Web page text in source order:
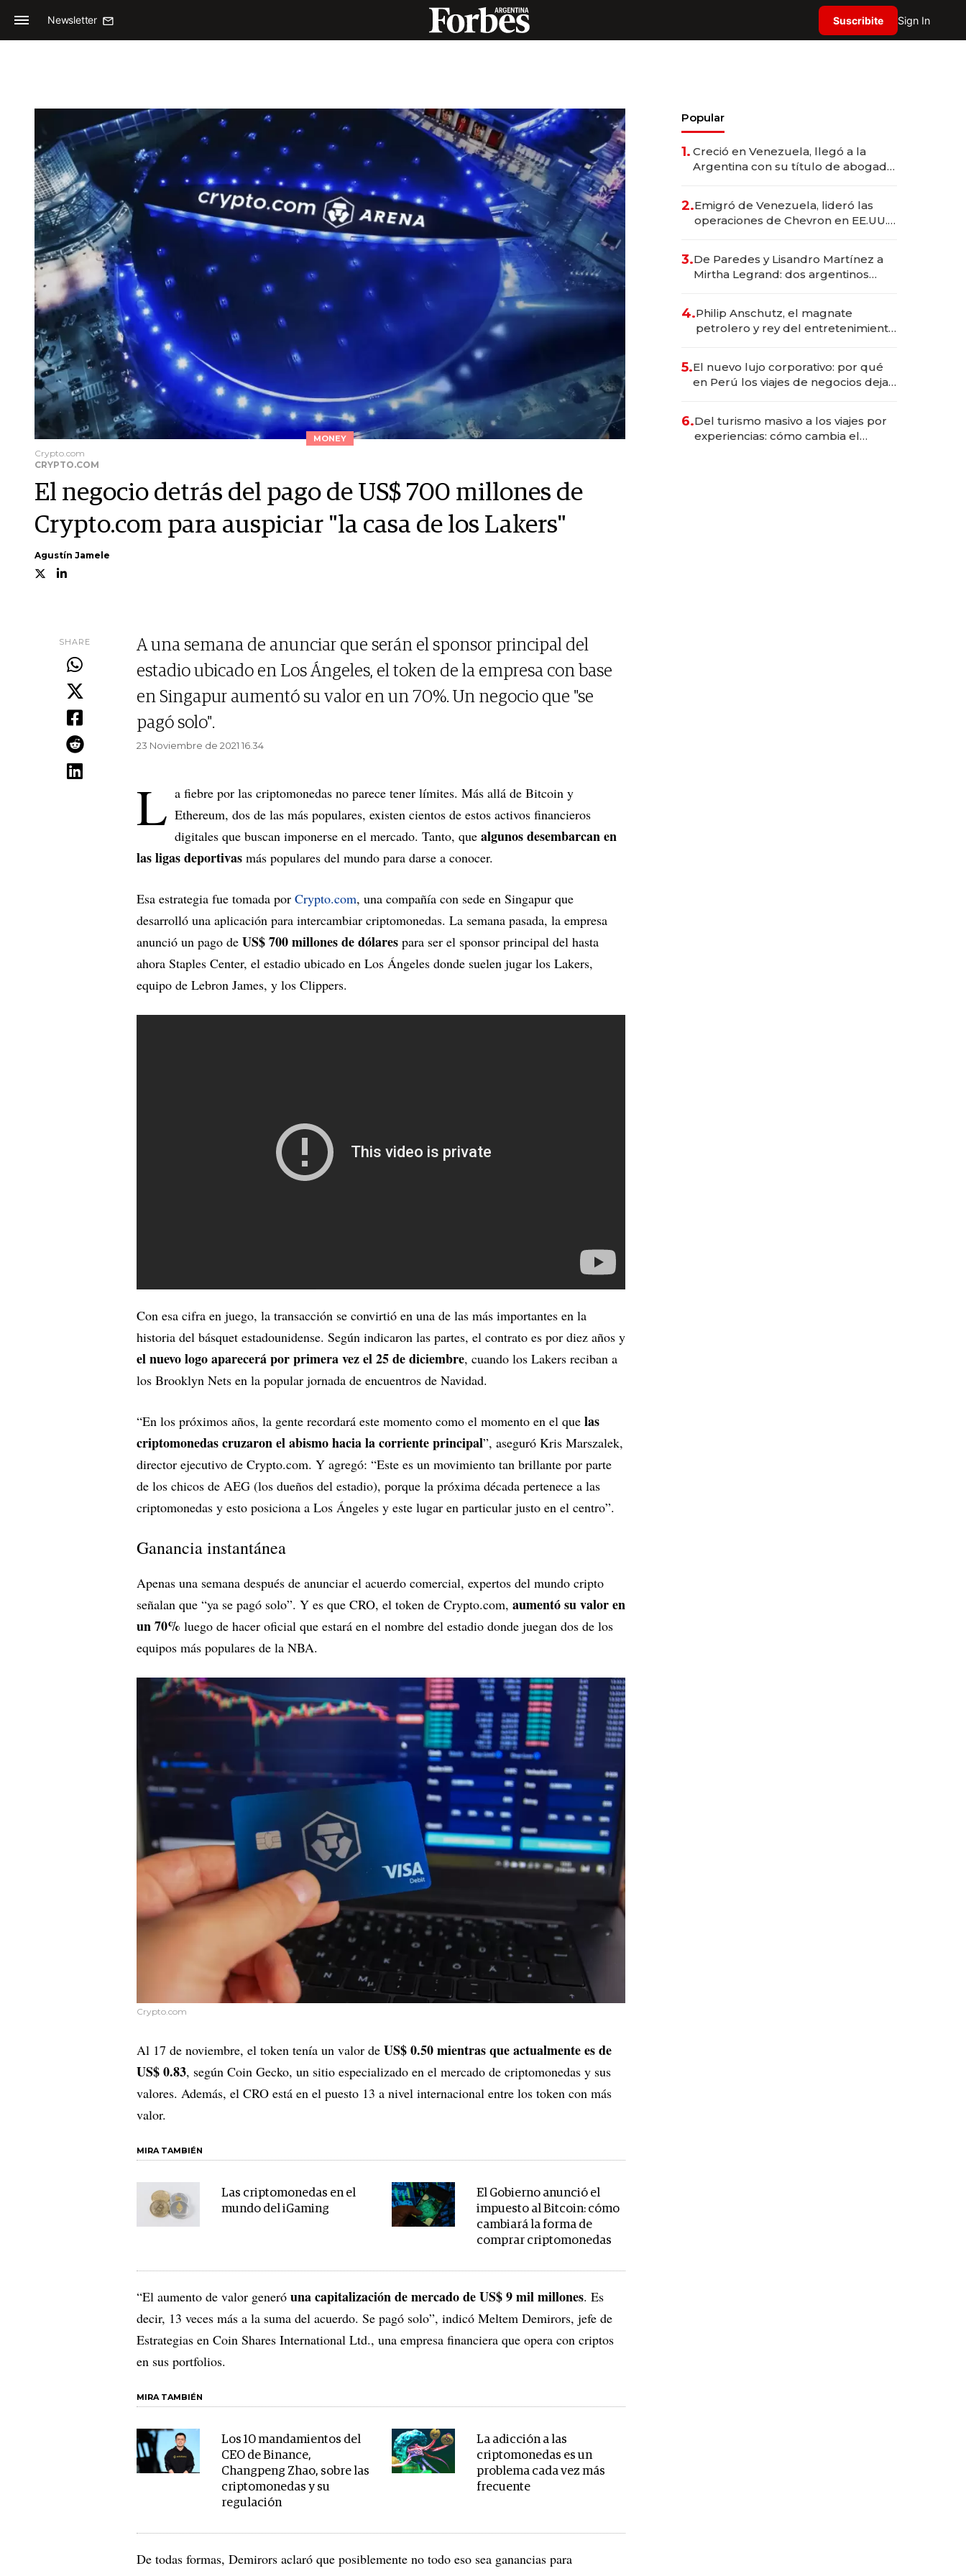
Newsletter Suscribite Sign In
MONEY
Crypto.com
CRYPTO.COM
El negocio detrás del pago de US$ 700 millones de
Crypto.com para auspiciar "la casa de los Lakers"
Agustín Jamele
SHARE
A una semana de anunciar que serán el sponsor principal del
estadio ubicado en Los Ángeles, el token de la empresa con base
en Singapur aumentó su valor en un 70%. Un negocio que "se
pagó solo".
23 Noviembre de 2021 16.34
L a fiebre por las criptomonedas no parece tener límites. Más allá de Bitcoin y
Ethereum, dos de las más populares, existen cientos de estos activos financieros
digitales que buscan imponerse en el mercado. Tanto, que algunos desembarcan en
las ligas deportivas más populares del mundo para darse a conocer.
Esa estrategia fue tomada por Crypto.com, una compañía con sede en Singapur que
desarrolló una aplicación para intercambiar criptomonedas. La semana pasada, la empresa
anunció un pago de US$ 700 millones de dólares para ser el sponsor principal del hasta
ahora Staples Center, el estadio ubicado en Los Ángeles donde suelen jugar los Lakers,
equipo de Lebron James, y los Clippers.
Con esa cifra en juego, la transacción se convirtió en una de las más importantes en la
historia del básquet estadounidense. Según indicaron las partes, el contrato es por diez años y
el nuevo logo aparecerá por primera vez el 25 de diciembre, cuando los Lakers reciban a
los Brooklyn Nets en la popular jornada de encuentros de Navidad.
“En los próximos años, la gente recordará este momento como el momento en el que las
criptomonedas cruzaron el abismo hacia la corriente principal”, aseguró Kris Marszalek,
director ejecutivo de Crypto.com. Y agregó: “Este es un movimiento tan brillante por parte
de los chicos de AEG (los dueños del estadio), porque la próxima década pertenece a las
criptomonedas y esto posiciona a Los Ángeles y este lugar en particular justo en el centro”.
Ganancia instantánea
Apenas una semana después de anunciar el acuerdo comercial, expertos del mundo cripto
señalan que “ya se pagó solo”. Y es que CRO, el token de Crypto.com, aumentó su valor en
un 70% luego de hacer oficial que estará en el nombre del estadio donde juegan dos de los
equipos más populares de la NBA.
Crypto.com
Al 17 de noviembre, el token tenía un valor de US$ 0.50 mientras que actualmente es de
US$ 0.83, según Coin Gecko, un sitio especializado en el mercado de criptomonedas y sus
valores. Además, el CRO está en el puesto 13 a nivel internacional entre los token con más
valor.
MIRA TAMBIÉN
Las criptomonedas en el
mundo del iGaming
El Gobierno anunció el
impuesto al Bitcoin: cómo
cambiará la forma de
comprar criptomonedas
“El aumento de valor generó una capitalización de mercado de US$ 9 mil millones. Es
decir, 13 veces más a la suma del acuerdo. Se pagó solo”, indicó Meltem Demirors, jefe de
Estrategias en Coin Shares International Ltd., una empresa financiera que opera con criptos
en sus portfolios.
MIRA TAMBIÉN
Los 10 mandamientos del
CEO de Binance,
Changpeng Zhao, sobre las
criptomonedas y su
regulación
La adicción a las
criptomonedas es un
problema cada vez más
frecuente
De todas formas, Demirors aclaró que posiblemente no todo eso sea ganancias para
Popular
1. Creció en Venezuela, llegó a la
Argentina con su título de abogado
marcas "fast premium"
2.Emigró de Venezuela, lideró las
operaciones de Chevron en EE.UU. y
3.De Paredes y Lisandro Martínez a
Mirtha Legrand: dos argentinos
4.Philip Anschutz, el magnate
petrolero y rey del entretenimiento
5.El nuevo lujo corporativo: por qué
en Perú los viajes de negocios dejan
6.Del turismo masivo a los viajes por
experiencias: cómo cambia el